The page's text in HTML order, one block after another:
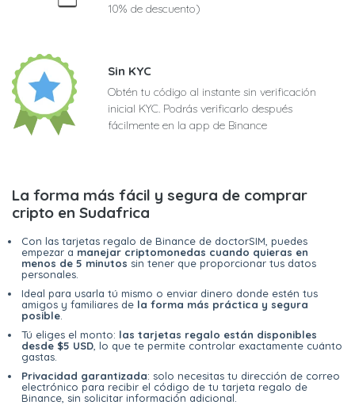
10% de descuento)
Sin KYC
Obtén tu código al instante sin verificación
inicial KYC. Podrás verificarlo después
fácilmente en la app de Binance
La forma más fácil y segura de comprar
cripto en Sudafrica
Con las tarjetas regalo de Binance de doctorSIM, puedes
empezar a manejar criptomonedas cuando quieras en
menos de 5 minutos sin tener que proporcionar tus datos
personales.
Ideal para usarla tú mismo o enviar dinero donde estén tus
amigos y familiares de la forma más práctica y segura
posible
Tú eliges el monto: las tarjetas regalo están disponibles
desde $5 USD , lo que te permite controlar exactamente cuánto
gastas.
Privacidad garantizada: solo necesitas tu dirección de correo
electrónico para recibir el código de tu tarjeta regalo de
Binance, sin solicitar información adicional.